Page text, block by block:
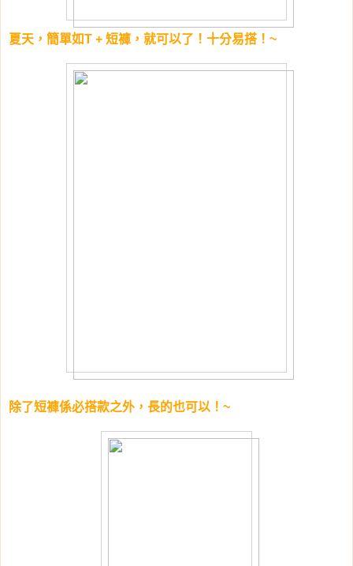
夏天，簡單如T + 短褲，就可以了！十分易搭！~
除了短褲係必搭款之外，長的也可以！~